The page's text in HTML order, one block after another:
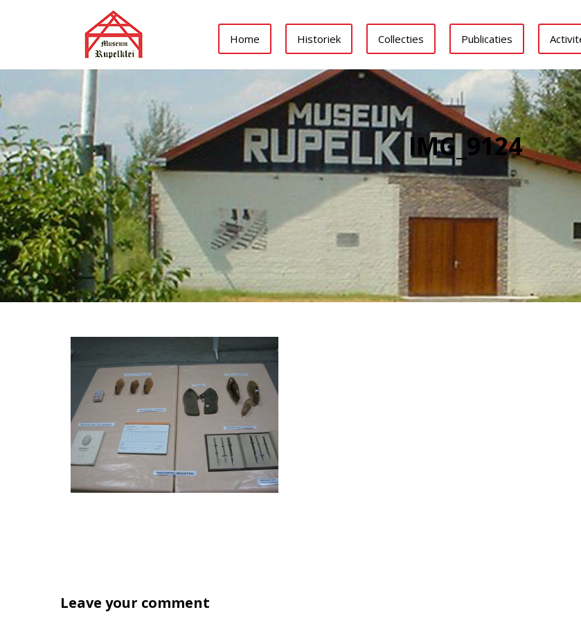
Home Historiek Collecties Publicaties
IMG_9124
Leave your comment